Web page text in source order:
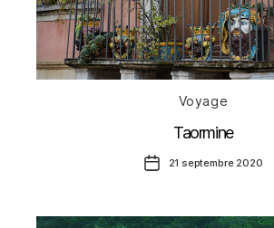
Catégories
Voyage
Taormine
Date
de
21 septembre 2020